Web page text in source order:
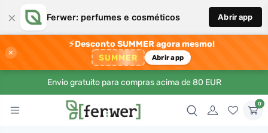
× Ferwer: perfumes e cosméticos Abrir app
×
⚡Desconto SUMMER agora mesmo!
SUMMER Abrir app
Envio gratuito para compras acima de 80 EUR
0